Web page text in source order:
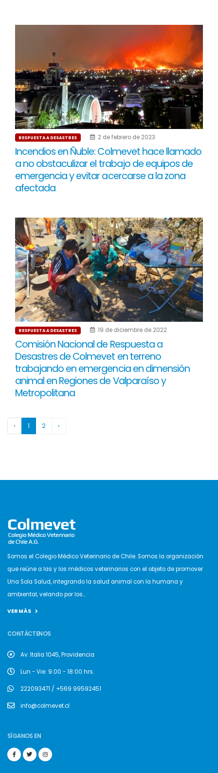
RESPUESTA A DESASTRES 2 de febrero de 2023
Incendios en Ñuble: Colmevet hace llamado
a no obstaculizar el trabajo de equipos de
emergencia y evitar acercarse a la zona
afectada
RESPUESTA A DESASTRES 19 de diciembre de 2022
Comisión Nacional de Respuesta a
Desastres de Colmevet en terreno
trabajando en emergencia en dimensión
animal en Regiones de Valparaíso y
Metropolitana
‹ 1 2 ›
Somos el Colegio Médico Veterinario de Chile. Somos la organización
que reúne a las y los médicos veterinarios con el objeto de promover
Una Sola Salud, integrando la salud animal con la humana y
ambiental, velando por los...
VER MÁS
CONTÁCTENOS
Av. Italia 1045, Providencia
Lun - Vie: 9:00 - 18:00 hrs.
222093471 / +569 99592451
info@colmevet.cl
SÍGANOS EN